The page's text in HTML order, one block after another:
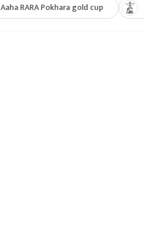
Aaha RARA Pokhara gold cup